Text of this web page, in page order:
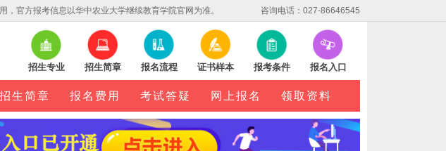
官方报考信息以华中农业大学继续教育学院官网为准。 咨询电话：027-86646545
招生专业 招生简章 报名流程 证书样本 报考条件 报名入口
招生简章 报名费用 考试答疑 网上报名 领取资料